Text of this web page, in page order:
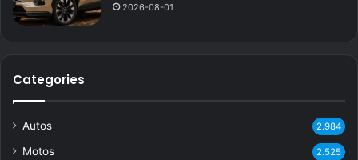
2026-08-01
Categories
Autos 2.984
Motos 2.525